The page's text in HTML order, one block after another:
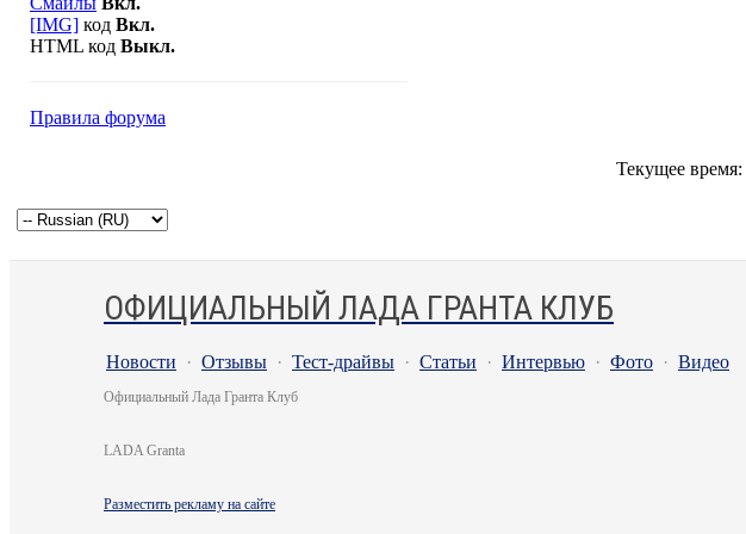
[IMG] код Вкл.
HTML код Выкл.
Правила форума
Текущее время:
ОФИЦИАЛЬНЫЙ ЛАДА ГРАНТА КЛУБ
Новости · Отзывы · Тест-драйвы · Статьи · Интервью · Фото · Видео
Официальный Лада Гранта Клуб
LADA Granta
Разместить рекламу на сайте